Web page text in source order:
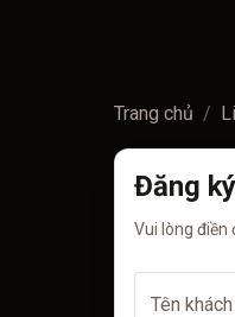
Trang chủ /
Đăng
Vui lòng điền
Tên